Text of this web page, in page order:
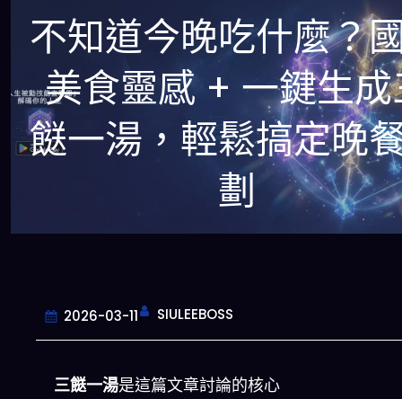
不知道今晚吃什麼？
美食靈感 + 一鍵生
餸一湯，輕鬆搞定晚
劃
2026-03-11 SIULEEBOSS
三餸一湯是這篇文章討論的核心